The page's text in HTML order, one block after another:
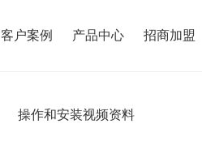
客户案例 产品中心 招商加盟
操作和安装视频资料